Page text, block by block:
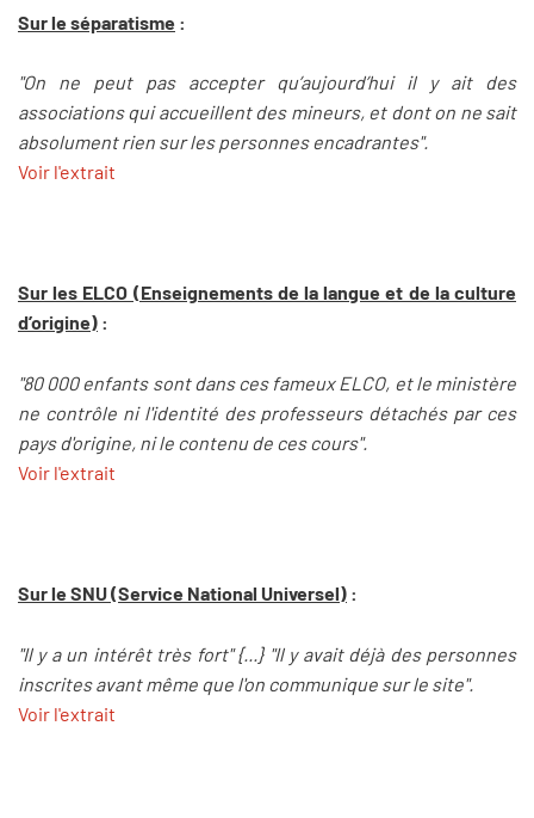
Sur le séparatisme :
"On ne peut pas accepter qu’aujourd’hui il y ait des
associations qui accueillent des mineurs, et dont on ne sait
absolument rien sur les personnes encadrantes".
Voir l'extrait
Sur les ELCO (Enseignements de la langue et de la culture
d’origine) :
"80 000 enfants sont dans ces fameux ELCO, et le ministère
ne contrôle ni l'identité des professeurs détachés par ces
pays d'origine, ni le contenu de ces cours".
Voir l'extrait
Sur le SNU (Service National Universel) :
"Il y a un intérêt très fort" {...} "Il y avait déjà des personnes
inscrites avant même que l'on communique sur le site".
Voir l'extrait